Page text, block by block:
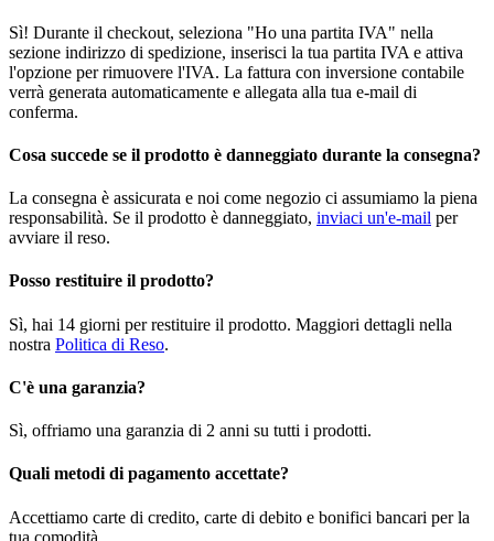
Sì! Durante il checkout, seleziona "Ho una partita IVA" nella
sezione indirizzo di spedizione, inserisci la tua partita IVA e attiva
l'opzione per rimuovere l'IVA. La fattura con inversione contabile
verrà generata automaticamente e allegata alla tua e-mail di
conferma.
Cosa succede se il prodotto è danneggiato durante la consegna?
La consegna è assicurata e noi come negozio ci assumiamo la piena
responsabilità. Se il prodotto è danneggiato, inviaci un'e-mail per
avviare il reso.
Posso restituire il prodotto?
Sì, hai 14 giorni per restituire il prodotto. Maggiori dettagli nella
nostra Politica di Reso.
C'è una garanzia?
Sì, offriamo una garanzia di 2 anni su tutti i prodotti.
Quali metodi di pagamento accettate?
Accettiamo carte di credito, carte di debito e bonifici bancari per la
tua comodità.